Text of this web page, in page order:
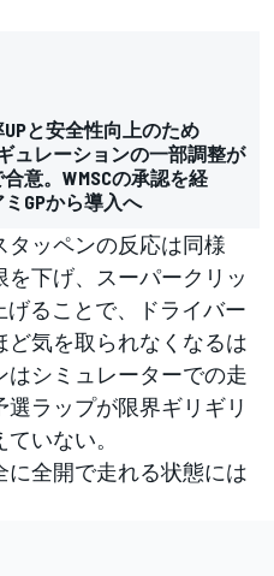
と安全性向上のため
ュレーションの一部調整が
意。WMSCの承認を経
GPから導入へ
ッペンの反応は同様
下げ、スーパークリッ
げることで、ドライバー
気を取られなくなるは
シミュレーターでの走
ラップが限界ギリギリ
いない。
に全開で走れる状態には